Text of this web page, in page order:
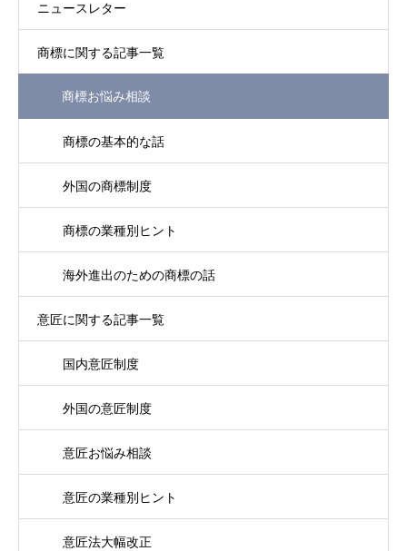
ニュースレター
商標に関する記事一覧
商標お悩み相談
商標の基本的な話
外国の商標制度
商標の業種別ヒント
海外進出のための商標の話
意匠に関する記事一覧
国内意匠制度
外国の意匠制度
意匠お悩み相談
意匠の業種別ヒント
意匠法大幅改正